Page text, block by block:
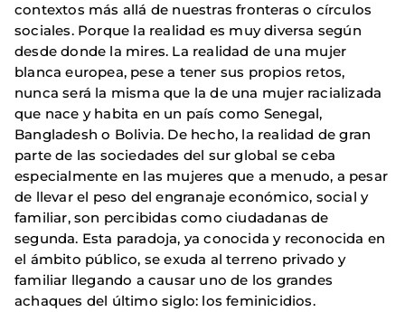
contextos más allá de nuestras fronteras o círculos
sociales. Porque la realidad es muy diversa según
desde donde la mires. La realidad de una mujer
blanca europea, pese a tener sus propios retos,
nunca será la misma que la de una mujer racializada
que nace y habita en un país como Senegal,
Bangladesh o Bolivia. De hecho, la realidad de gran
parte de las sociedades del sur global se ceba
especialmente en las mujeres que a menudo, a pesar
de llevar el peso del engranaje económico, social y
familiar, son percibidas como ciudadanas de
segunda. Esta paradoja, ya conocida y reconocida en
el ámbito público, se exuda al terreno privado y
familiar llegando a causar uno de los grandes
achaques del último siglo: los feminicidios.